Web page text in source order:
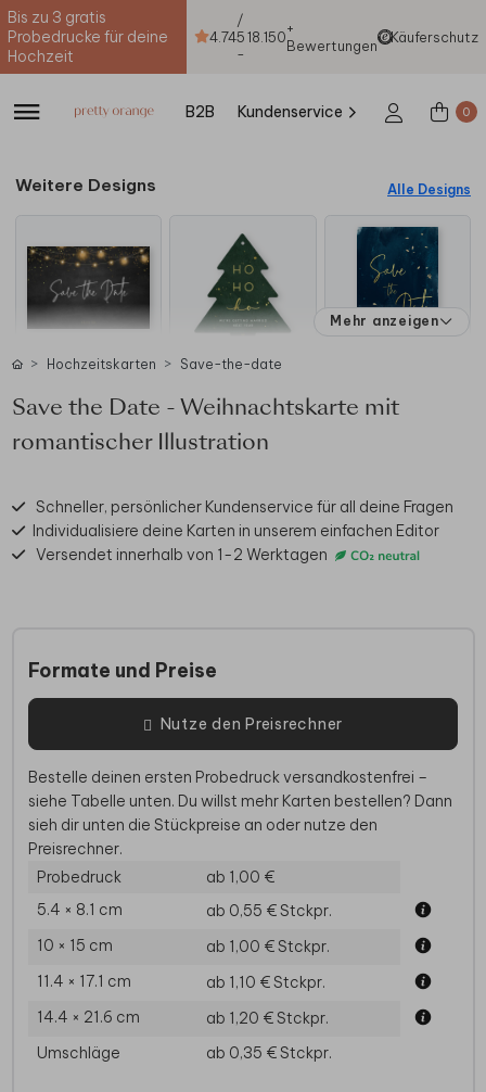
Bis zu 3 gratis
Probedrucke für deine
Hochzeit
4.74
/
5
-
18.150+
Bewertungen
Käuferschutz
B2B Kundenservice 0
Weitere Designs Alle Designs
Mehr anzeigen
Hochzeitskarten Save-the-date
Save the Date - Weihnachtskarte mit
romantischer Illustration
Schneller, persönlicher Kundenservice für all deine Fragen
Individualisiere deine Karten in unserem einfachen Editor
Versendet innerhalb von 1-2 Werktagen
Formate und Preise
Nutze den Preisrechner
Bestelle deinen ersten Probedruck versandkostenfrei –
siehe Tabelle unten. Du willst mehr Karten bestellen? Dann
sieh dir unten die Stückpreise an oder nutze den
Preisrechner.
Probedruck
ab 1,00 €
5.4 × 8.1 cm
ab 0,55 €Stckpr.
10 × 15 cm
ab 1,00 €Stckpr.
11.4 × 17.1 cm
ab 1,10 €Stckpr.
14.4 × 21.6 cm
ab 1,20 €Stckpr.
Umschläge
ab 0,35 €Stckpr.